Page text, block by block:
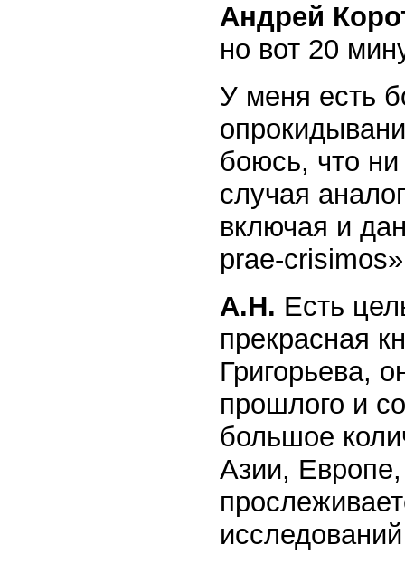
Андрей
но вот 20
У меня есть
боюсь, что
случая
включая и
prae-
А.Н. Есть
прекрасная
Григорьева,
прошлого и
большое
Азии,